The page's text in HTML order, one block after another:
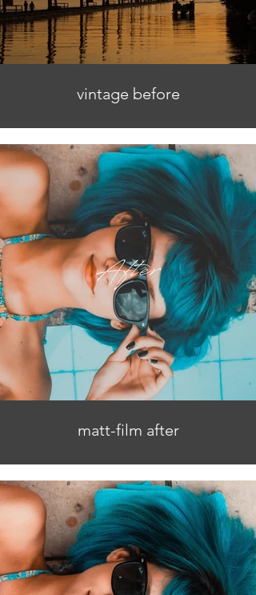
vintage before
matt-film after